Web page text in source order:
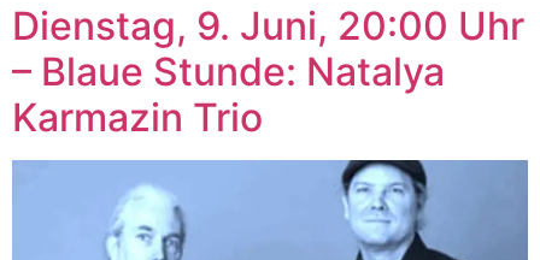
Dienstag, 9. Juni, 20:00 Uhr
– Blaue Stunde: Natalya
Karmazin Trio